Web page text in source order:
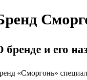
бренде и его
«Сморгонь»